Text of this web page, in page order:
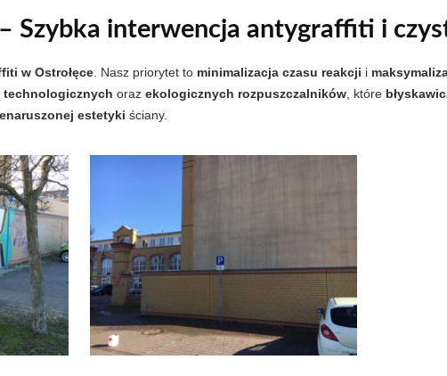
– Szybka interwencja antygraffiti i
w Ostrołęce . Nasz priorytet to minimalizacja czasu reakcji i
technologicznych oraz ekologicznych rozpuszczalników , które
estetyki ściany.